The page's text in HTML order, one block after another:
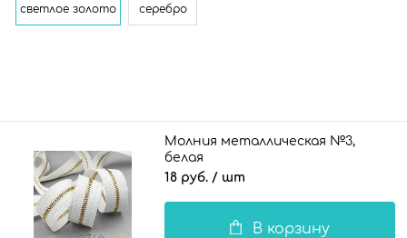
светлое золото серебро
Молния металлическая №3,
белая
18 руб. / шт
В корзину